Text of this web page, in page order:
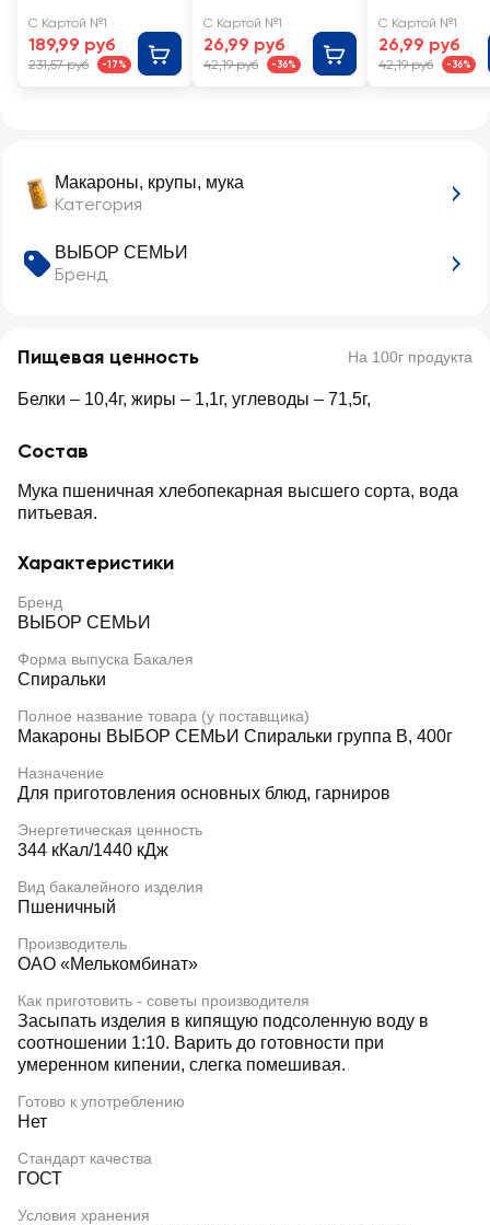
Макароны, крупы, мука
Категория
ВЫБОР СЕМЬИ
Бренд
Пищевая ценность На 100г продукта
Белки – 10,4г, жиры – 1,1г, углеводы – 71,5г,
Состав
Мука пшеничная хлебопекарная высшего сорта, вода
питьевая.
Характеристики
Бренд
ВЫБОР СЕМЬИ
Форма выпуска Бакалея
Спиральки
Полное название товара (у поставщика)
Макароны ВЫБОР СЕМЬИ Спиральки группа В, 400г
Назначение
Для приготовления основных блюд, гарниров
Энергетическая ценность
344 кКал/1440 кДж
Вид бакалейного изделия
Пшеничный
Производитель
ОАО «Мелькомбинат»
Как приготовить - советы производителя
Засыпать изделия в кипящую подсоленную воду в
соотношении 1:10. Варить до готовности при
умеренном кипении, слегка помешивая.
Готово к употреблению
Нет
Стандарт качества
ГОСТ
Условия хранения
сорт
С Картой №1
189,99 руб
231,57 руб -17%
С Картой №1
26,99 руб
42,19 руб -36%
С Картой №1
26,99 руб
42,19 руб -36%